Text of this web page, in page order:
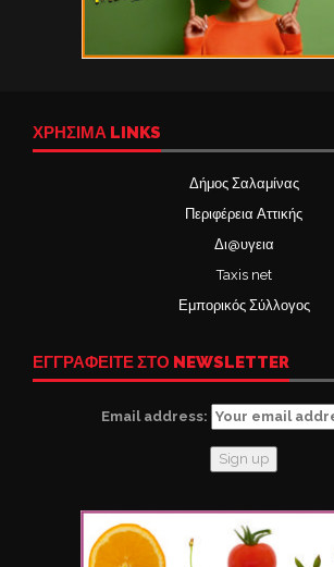
ΧΡΉΣΙΜΑ LINKS
Δήμος Σαλαμίνας
Περιφέρεια Αττικής
Δι@υγεια
Taxis net
Εμπορικός Σύλλογος
ΕΓΓΡΑΦΕΙΤΕ ΣΤΟ NEWSLETTER
Email address: